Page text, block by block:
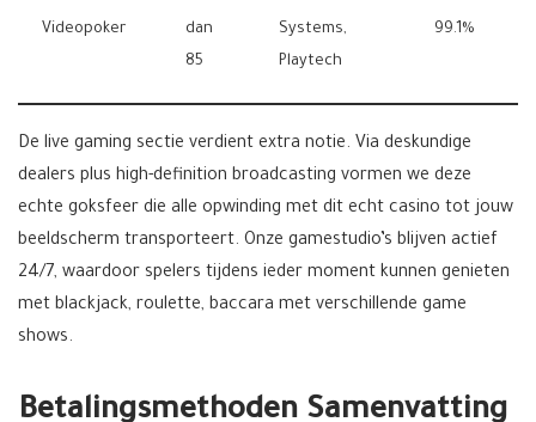
Videopoker
dan
85
Systems,
Playtech
99.1%
De live gaming sectie verdient extra notie. Via deskundige
dealers plus high-definition broadcasting vormen we deze
echte goksfeer die alle opwinding met dit echt casino tot jouw
beeldscherm transporteert. Onze gamestudio’s blijven actief
24/7, waardoor spelers tijdens ieder moment kunnen genieten
met blackjack, roulette, baccara met verschillende game
shows.
Betalingsmethoden Samenvatting